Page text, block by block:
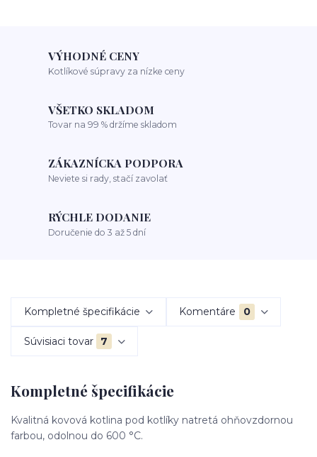
VÝHODNÉ CENY
Kotlíkové súpravy za nízke ceny
VŠETKO SKLADOM
Tovar na 99 % držíme skladom
ZÁKAZNÍCKA PODPORA
Neviete si rady, stačí zavolať
RÝCHLE DODANIE
Doručenie do 3 až 5 dní
Kompletné špecifikácie Komentáre 0
Súvisiaci tovar 7
Kompletné špecifikácie
Kvalitná kovová kotlina pod kotlíky natretá ohňovzdornou
farbou, odolnou do 600 °C.